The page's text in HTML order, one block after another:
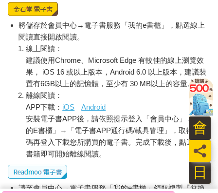
將儲存於會員中心→電子書服務「我的e書櫃」，點選線上
閱讀直接開啟閱讀。
線上閱讀：
建議使用Chrome、Microsoft Edge 有較佳的線上瀏覽效
果， iOS 16 或以上版本，Android 6.0 以上版本，建議裝
置有6GB以上的記憶體，至少有 30 MB以上的容量。
離線閱讀：
APP下載： iOS
Android
安裝電子書APP後，請依照提示登入「會員中心」→「我
的E書櫃」→「電子書APP通行碼/載具管理」，取得通行
碼再登入下載您所購買的電子書。完成下載後，點選任一
書籍即可開始離線閱讀。
請至會員中心→電子書服務「我的e書櫃」領取複製『兌換
日
員
會